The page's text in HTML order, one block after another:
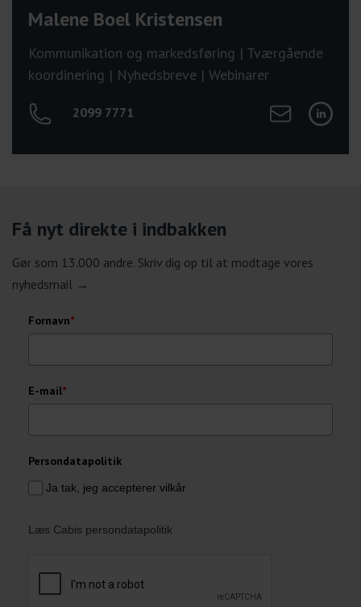
Malene Boel Kristensen
Kommunikation og markedsføring | Tværgående
koordinering | Nyhedsbreve | Webinarer
2099 7771 Send mail til
Tilgå
Få nyt direkte i indbakken
Gør som 13.000 andre. Skriv dig op til at modtage vores
nyhedsmail →
Fornavn*
E-mail*
Persondatapolitik
Ja tak, jeg accepterer vilkår
Læs Cabis persondatapolitik